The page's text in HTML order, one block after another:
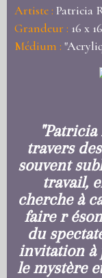
Artiste : Patricia
Grandeur : 16 x
Médium :
"Patricia
travers
souvent
travail,
cherche à
faire r
du
invitation à
le mystère